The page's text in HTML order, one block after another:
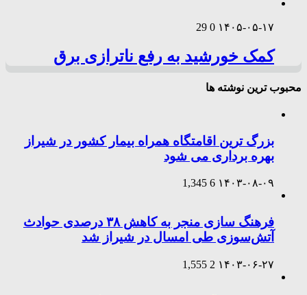
۱۴۰۵-۰۵-۱۷ 0
29
کمک خورشید به رفع ناترازی برق
محبوب ترین نوشته ها
بزرگ ترین اقامتگاه همراه بیمار کشور در شیراز
بهره برداری می شود
۱۴۰۳-۰۸-۰۹ 6
1,345
فرهنگ سازی منجر به کاهش ۳۸ درصدی حوادث
آتش‌سوزی طی امسال در شیراز شد
۱۴۰۳-۰۶-۲۷ 2
1,555